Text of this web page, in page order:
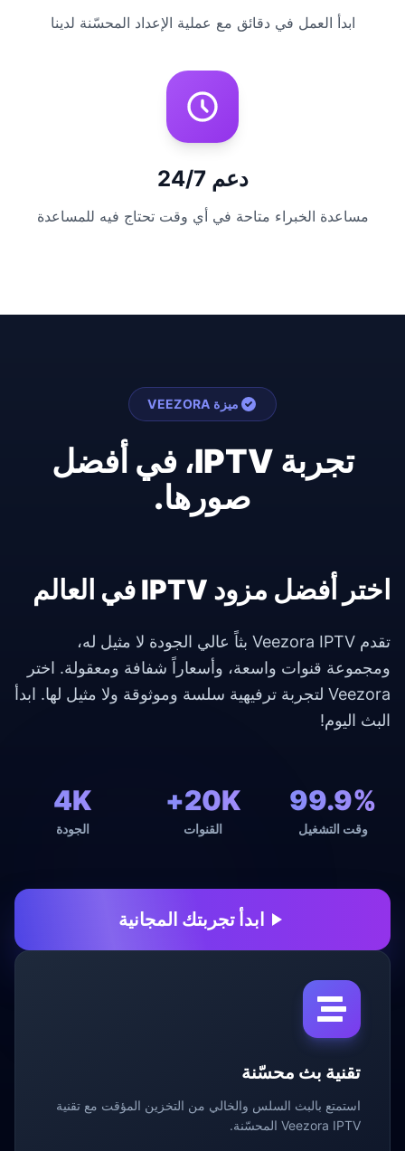
ابدأ العمل في دقائق مع عملية الإعداد المحسّنة لدينا
دعم 24/7
مساعدة الخبراء متاحة في أي وقت تحتاج فيه للمساعدة
ميزة VEEZORA
تجربة IPTV، في أفضل
صورها.
اختر أفضل مزود IPTV في العالم
تقدم Veezora IPTV بثاً عالي الجودة لا مثيل له،
ومجموعة قنوات واسعة، وأسعاراً شفافة ومعقولة. اختر
Veezora لتجربة ترفيهية سلسة وموثوقة ولا مثيل لها. ابدأ
البث اليوم!
99.9%
وقت التشغيل
20K+
القنوات
4K
الجودة
ابدأ تجربتك المجانية
تقنية بث محسّنة
استمتع بالبث السلس والخالي من التخزين المؤقت مع تقنية
Veezora IPTV المحسّنة.